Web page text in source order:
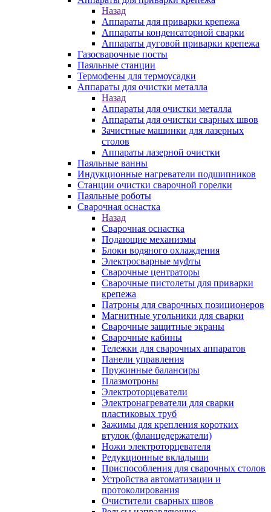
Назад
Аппараты для приварки крепежа
Аппараты конденсаторной сварки
Аппараты дуговой приварки крепежа
Газосварочные посты
Паяльные станции
Термофены для термоусадки
Аппараты для очистки металла
Назад
Аппараты для очистки металла
Аппараты для очистки сварных швов
Зачистные машинки для лазерных
столов
Аппараты лазерной очистки
Паяльные ванны
Индукционные нагреватели подшипников
Станции очистки сварочной горелки
Паяльные роботы
Сварочная оснастка
Назад
Сварочная оснастка
Подающие механизмы
Блоки водяного охлаждения
Электросварные муфты
Сварочные центраторы
Сварочные пистолеты для приварки
крепежа
Патроны для сварочных позиционеров
Магнитные угольники для сварки
Сварочные защитные экраны
Сварочные кабины
Тележки для сварочных аппаратов
Панели управления
Пружинные балансиры
Плазмотроны
Электроторцеватели
Электронагреватели для сварки
пластиковых труб
Зажимы для крепления коротких
втулок (фланцедержатели)
Ножи электроторцевателя
Редукционные вкладыши
Приспособления для сварочных столов
Устройства автоматизации и
протоколирования
Очистители сварных швов